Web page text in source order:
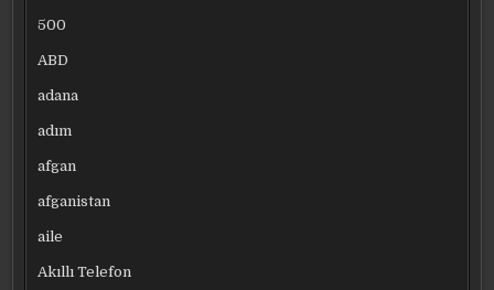
500
ABD
adana
adım
afgan
afganistan
aile
Akıllı Telefon